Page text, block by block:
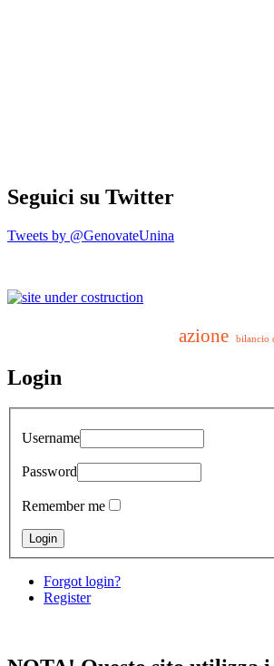
Seguici su Twitter
Tweets by @GenovateUnina
azione bilancio
Login
Username
Password
Remember me
Forgot login?
Register